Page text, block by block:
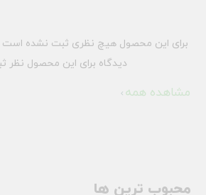
برای این محصول هیچ نظری ثبت نشده است
دیدگاه برای این محصول نظر
مشاهده همه
محبوب ترین ها